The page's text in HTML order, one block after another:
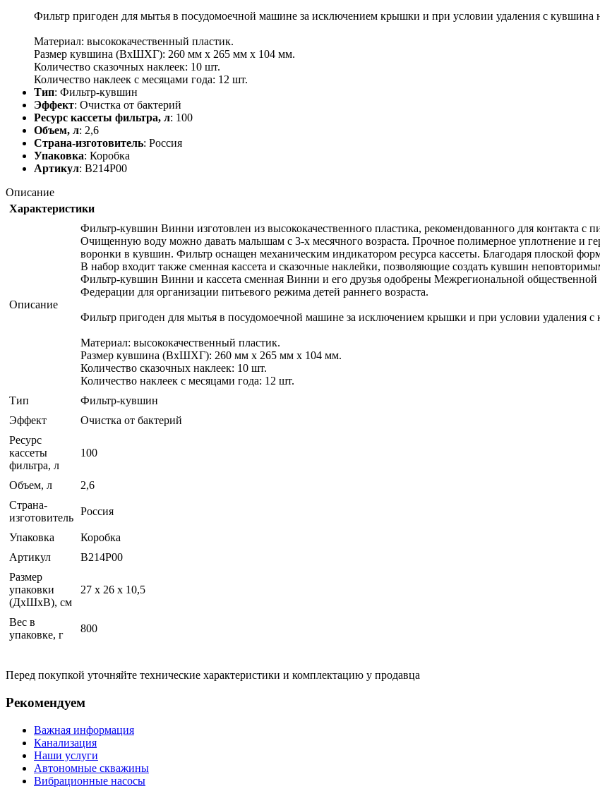
Фильтр пригоден для мытья в посудомоечной машине за исключением крышки и при условии удаления с кувшина
Материал: высококачественный пластик.
Размер кувшина (ВхШХГ): 260 мм х 265 мм х 104 мм.
Количество сказочных наклеек: 10 шт.
Количество наклеек с месяцами года: 12 шт.
Тип: Фильтр-кувшин
Эффект: Очистка от бактерий
Ресурс кассеты фильтра, л: 100
Объем, л: 2,6
Страна-изготовитель: Россия
Упаковка: Коробка
Артикул: В214Р00
Описание
Характеристики
Описание
Фильтр-кувшин Винни изготовлен из высококачественного пластика, рекомендованного для контакта с
Очищенную воду можно давать малышам с 3-х месячного возраста. Прочное полимерное уплотнение и
воронки в кувшин. Фильтр оснащен механическим индикатором ресурса кассеты. Благодаря плоской
В набор входит также сменная кассета и сказочные наклейки, позволяющие создать кувшин
Фильтр-кувшин Винни и кассета сменная Винни и его друзья одобрены Межрегиональной
Федерации для организации питьевого режима детей раннего возраста.
Фильтр пригоден для мытья в посудомоечной машине за исключением крышки и при условии удаления с
Материал: высококачественный пластик.
Размер кувшина (ВхШХГ): 260 мм х 265 мм х 104 мм.
Количество сказочных наклеек: 10 шт.
Количество наклеек с месяцами года: 12 шт.
Тип
Фильтр-кувшин
Эффект
Очистка от бактерий
Ресурс
кассеты
фильтра, л
100
Объем, л
2,6
Страна-
изготовитель
Россия
Упаковка
Коробка
Артикул
В214Р00
Размер
упаковки
(ДхШхВ), см
27 x 26 x 10,5
Вес в
упаковке, г
800
Перед покупкой уточняйте технические характеристики и комплектацию у продавца
Рекомендуем
Важная информация
Канализация
Наши услуги
Автономные скважины
Вибрационные насосы